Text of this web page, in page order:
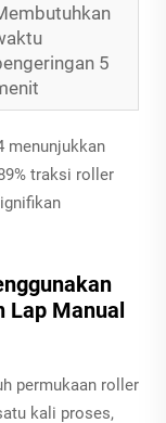
5
menunjukkan
traksi roller
Lap Manual
permukaan roller
kali proses,